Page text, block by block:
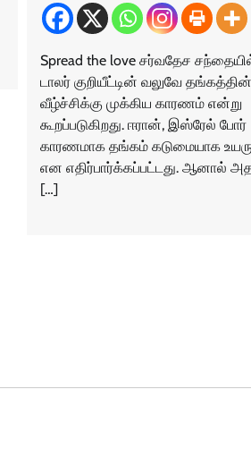
Spread the love சர்வதேச
டாலர் குறியீட்டின் வலுவே தங்கத்தின்
வீழ்ச்சிக்கு முக்கிய காரணம் என்று
கூறப்படுகிறது. ஈரான், இஸ்ரேல் போர்
காரணமாக தங்கம் கடுமையாக
என எதிர்பார்க்கப்பட்டது. ஆனால்
[…]